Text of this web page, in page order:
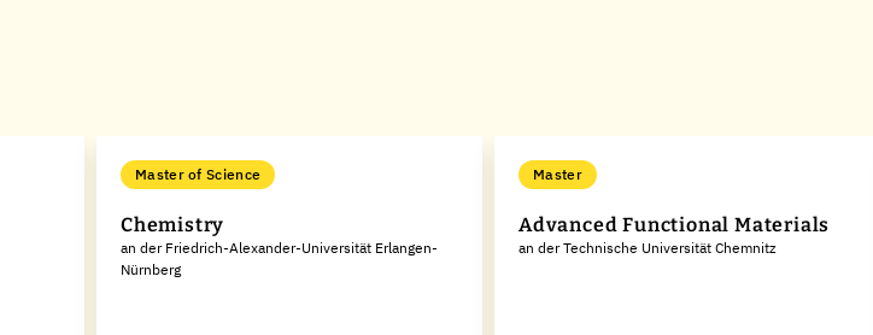
Master of Science
Chemistry
an der Friedrich-Alexander-Universität Erlangen-
Nürnberg
Master
Advanced Functional Materials
an der Technische Universität Chemnitz